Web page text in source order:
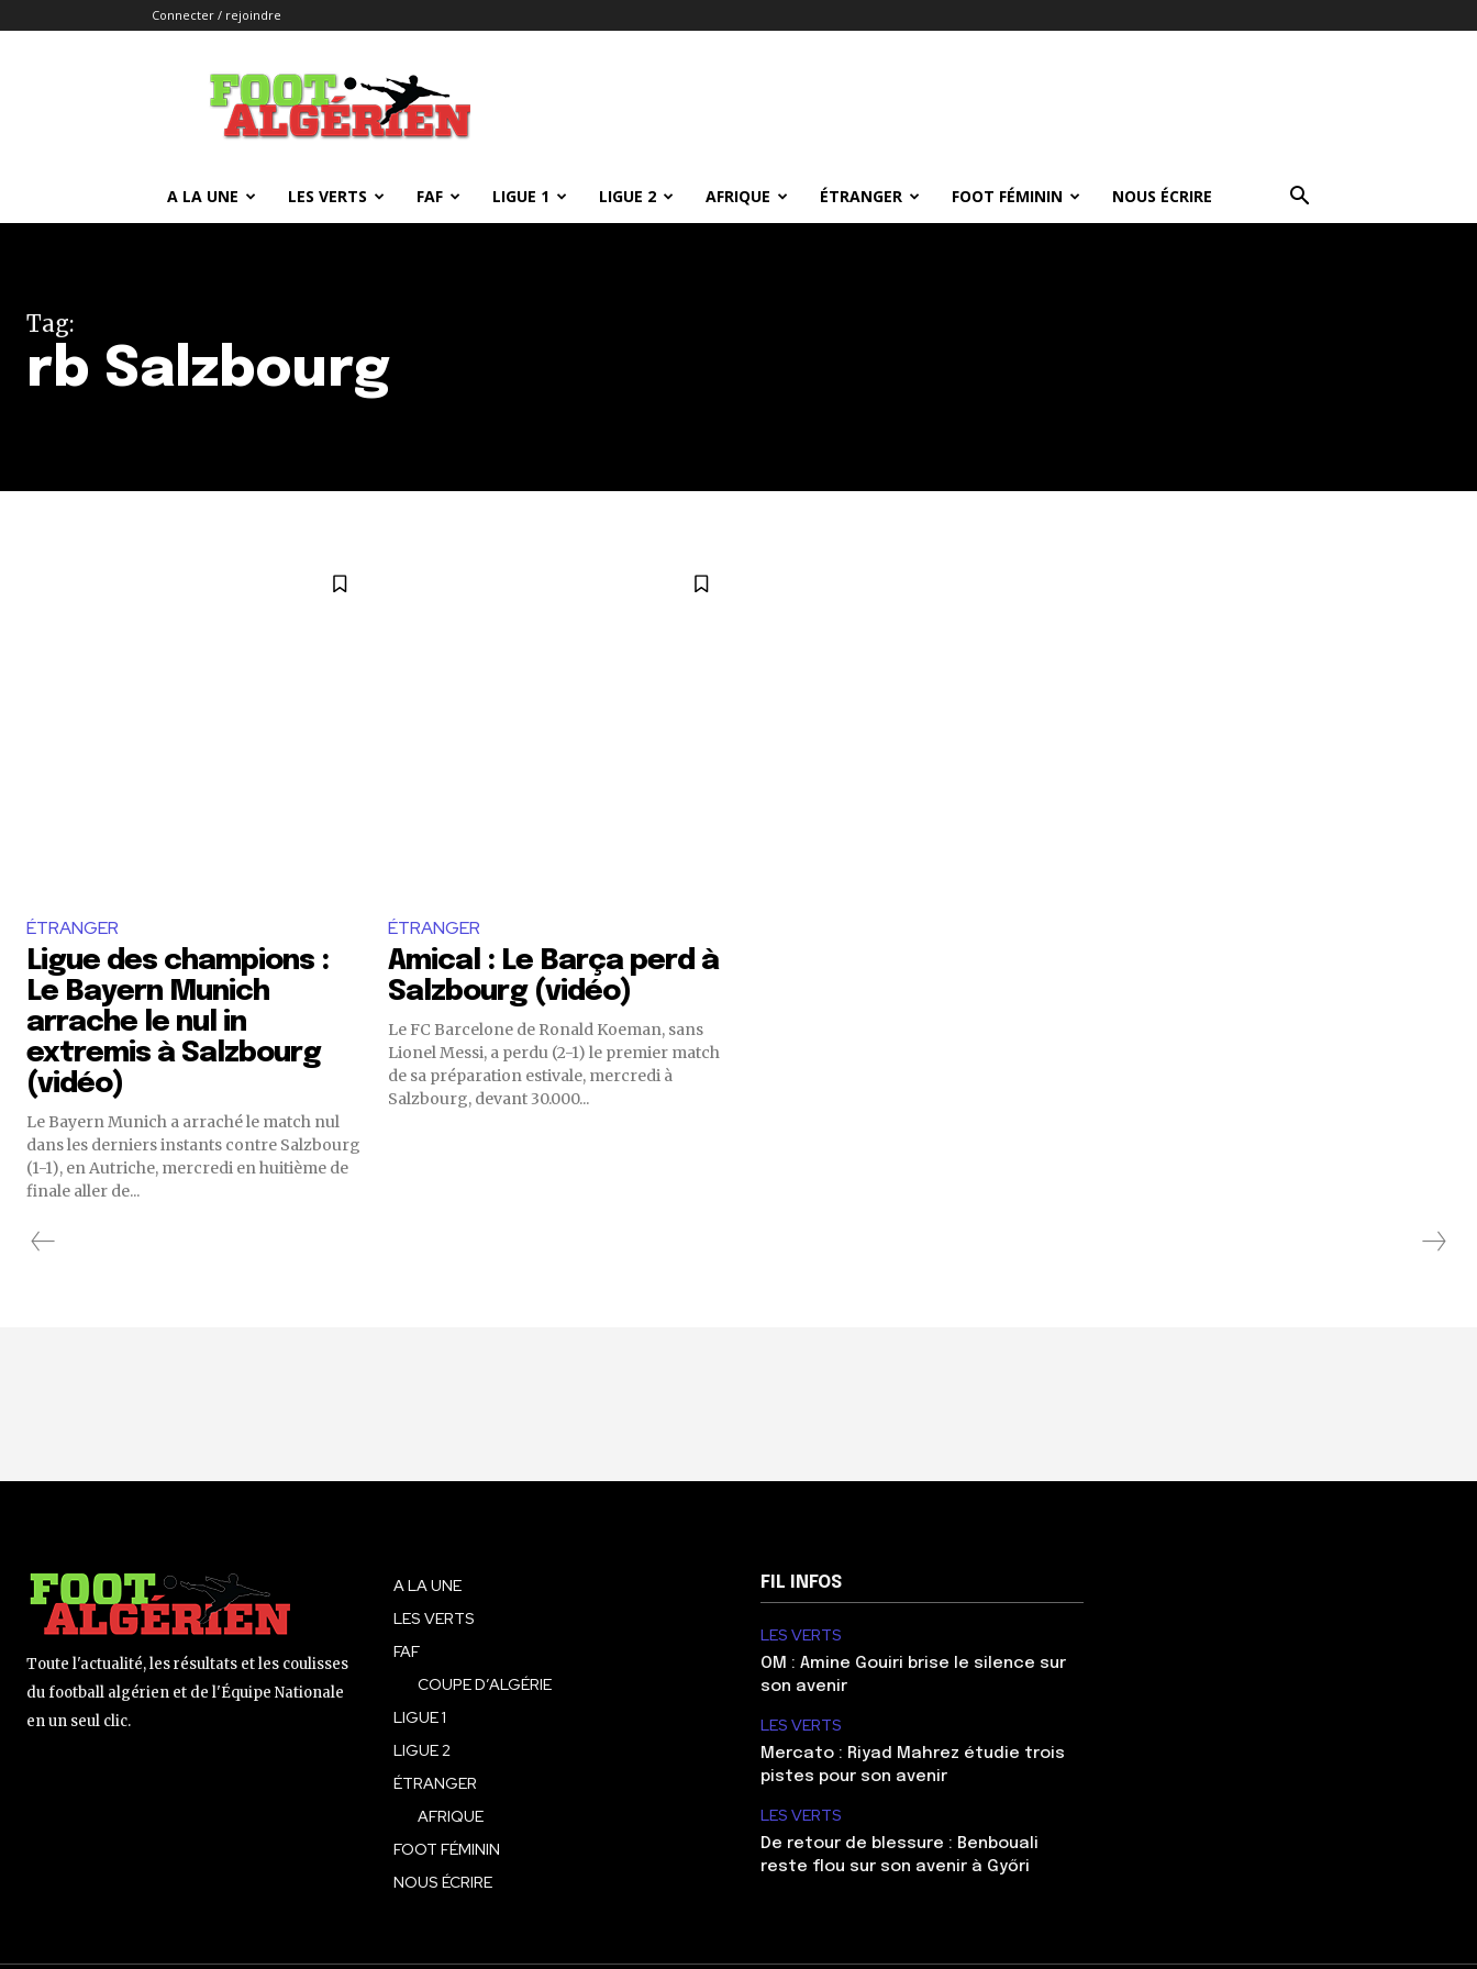
Connecter / rejoindre
FOOTALGERIEN
A LA UNE LES VERTS FAF LIGUE 1 LIGUE 2 AFRIQUE ÉTRANGER FOOT FÉMININ NOUS ÉCRIRE
Tag:
rb Salzbourg
ÉTRANGER
Ligue des champions :
Le Bayern Munich
arrache le nul in
extremis à Salzbourg
(vidéo)
Le Bayern Munich a arraché le match nul
dans les derniers instants contre Salzbourg
(1-1), en Autriche, mercredi en huitième de
finale aller de...
ÉTRANGER
Amical : Le Barça perd à
Salzbourg (vidéo)
Le FC Barcelone de Ronald Koeman, sans
Lionel Messi, a perdu (2-1) le premier match
de sa préparation estivale, mercredi à
Salzbourg, devant 30.000...
Toute l'actualité, les résultats et les coulisses
du football algérien et de l'Équipe Nationale
en un seul clic.
A LA UNE
LES VERTS
FAF
COUPE D’ALGÉRIE
LIGUE 1
LIGUE 2
ÉTRANGER
AFRIQUE
FOOT FÉMININ
NOUS ÉCRIRE
FIL INFOS
LES VERTS
OM : Amine Gouiri brise le silence sur
son avenir
LES VERTS
Mercato : Riyad Mahrez étudie trois
pistes pour son avenir
LES VERTS
De retour de blessure : Benbouali
reste flou sur son avenir à Győri